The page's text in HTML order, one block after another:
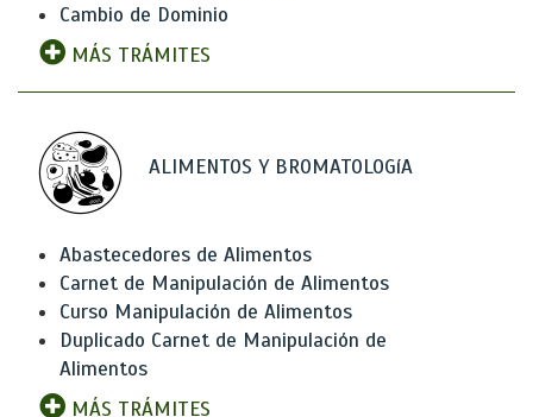
Cambio de Dominio
MÁS TRÁMITES
ALIMENTOS Y BROMATOLOGíA
Abastecedores de Alimentos
Carnet de Manipulación de Alimentos
Curso Manipulación de Alimentos
Duplicado Carnet de Manipulación de
Alimentos
MÁS TRÁMITES